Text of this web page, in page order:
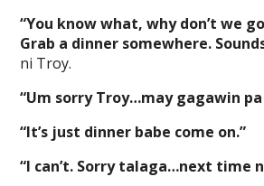
“You know what, why don’t we
Grab a dinner somewhere.
ni Troy.
“Um sorry Troy…may gagawin pa
“It’s just dinner babe come on.”
“I can’t. Sorry talaga…next time